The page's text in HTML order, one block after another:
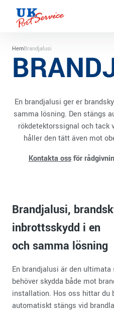
HemBrandjalusi
En brandjalusi ger er
samma lösning. Den stängs
rökdetektorssignal och tack
håller den tätt även mot
Kontakta ossför
Brandjalusi,
inbrottsskydd i en
och samma lösning
En brandjalusi är den
behöver skydda både mot
installation. Hos oss hittar du
automatiskt stängs vid